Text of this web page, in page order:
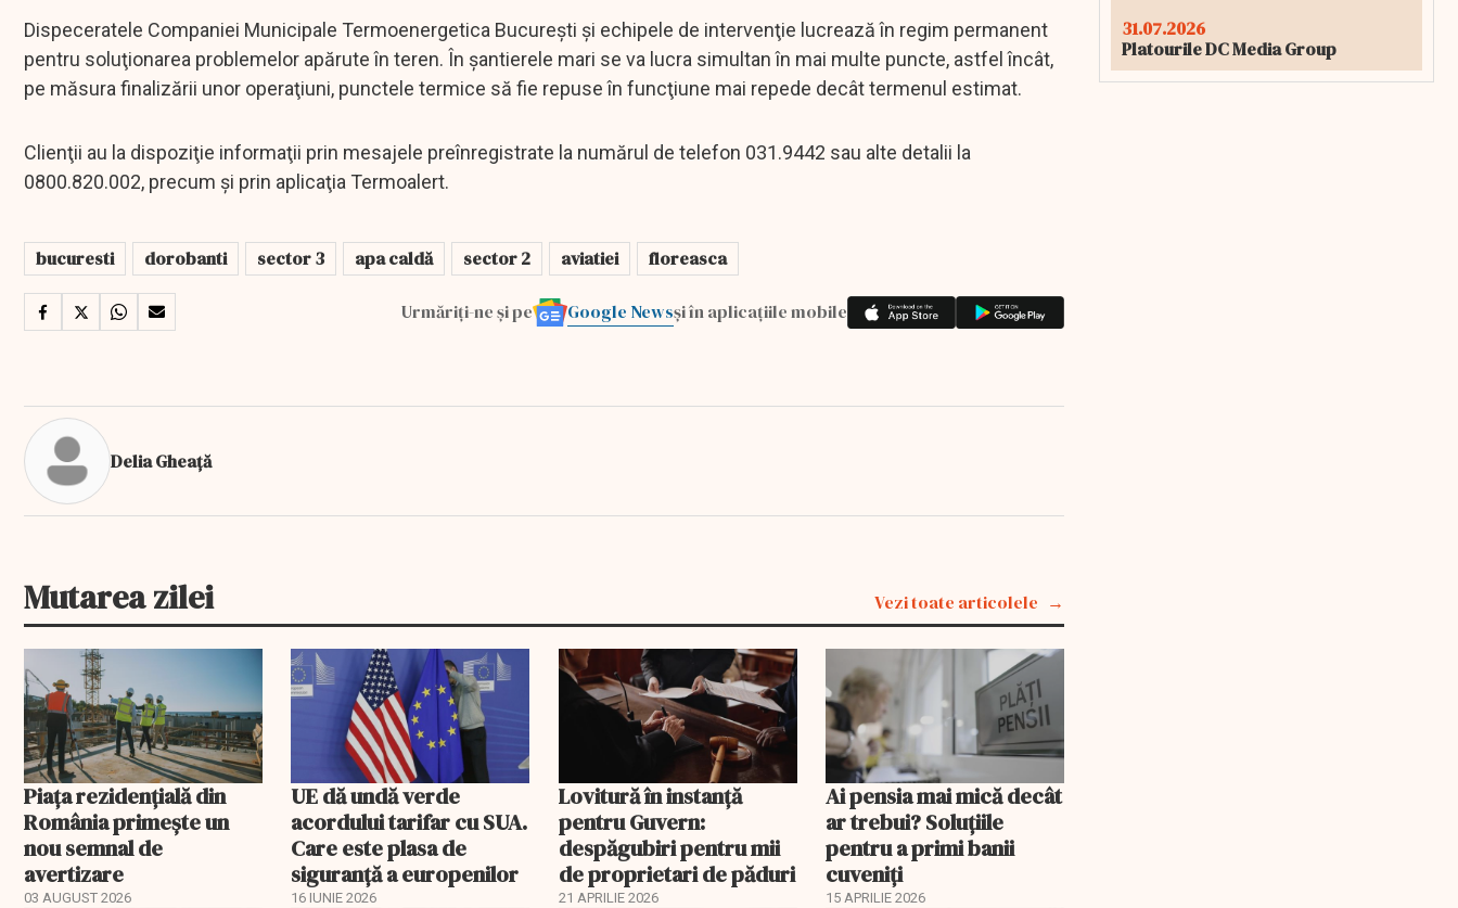
Dispeceratele Companiei Municipale Termoenergetica Bucureşti şi echipele de intervenţie lucrează în regim permanent
pentru soluţionarea problemelor apărute în teren. În şantierele mari se va lucra simultan în mai multe puncte, astfel încât,
pe măsura finalizării unor operaţiuni, punctele termice să fie repuse în funcţiune mai repede decât termenul estimat.
Clienţii au la dispoziţie informaţii prin mesajele preînregistrate la numărul de telefon 031.9442 sau alte detalii la
0800.820.002, precum şi prin aplicaţia Termoalert.
bucuresti dorobanti sector 3 apa caldă sector 2 aviatiei floreasca
Urmăriți-ne și pe Google Newsși în aplicațiile mobile
Delia Gheață
Mutarea zilei Vezi toate articolele
Piața rezidențială din
România primește un
nou semnal de
avertizare
03 AUGUST 2026
UE dă undă verde
acordului tarifar cu SUA.
Care este plasa de
siguranță a europenilor
16 IUNIE 2026
Lovitură în instanță
pentru Guvern:
despăgubiri pentru mii
de proprietari de păduri
21 APRILIE 2026
Ai pensia mai mică decât
ar trebui? Soluţiile
pentru a primi banii
cuveniţi
15 APRILIE 2026
31.07.2026
Platourile DC Media Group